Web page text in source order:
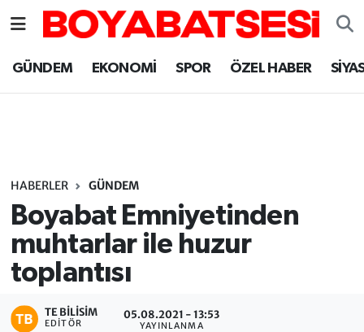
GÜNDEM EKONOMİ SPOR ÖZEL HABER
HABERLER GÜNDEM
Boyabat Emniyetinden
muhtarlar ile huzur
toplantısı
TE BILISIM
EDITÖR
05.08.2021 - 13:53
YAYINLANMA
Sinop Nöbetçi Eczaneler
Sinop Trafik Yoğunluk Haritası
Süper Lig Puan Durumu ve Fikstür
Tüm Manşetler
Son Dakika Haberleri